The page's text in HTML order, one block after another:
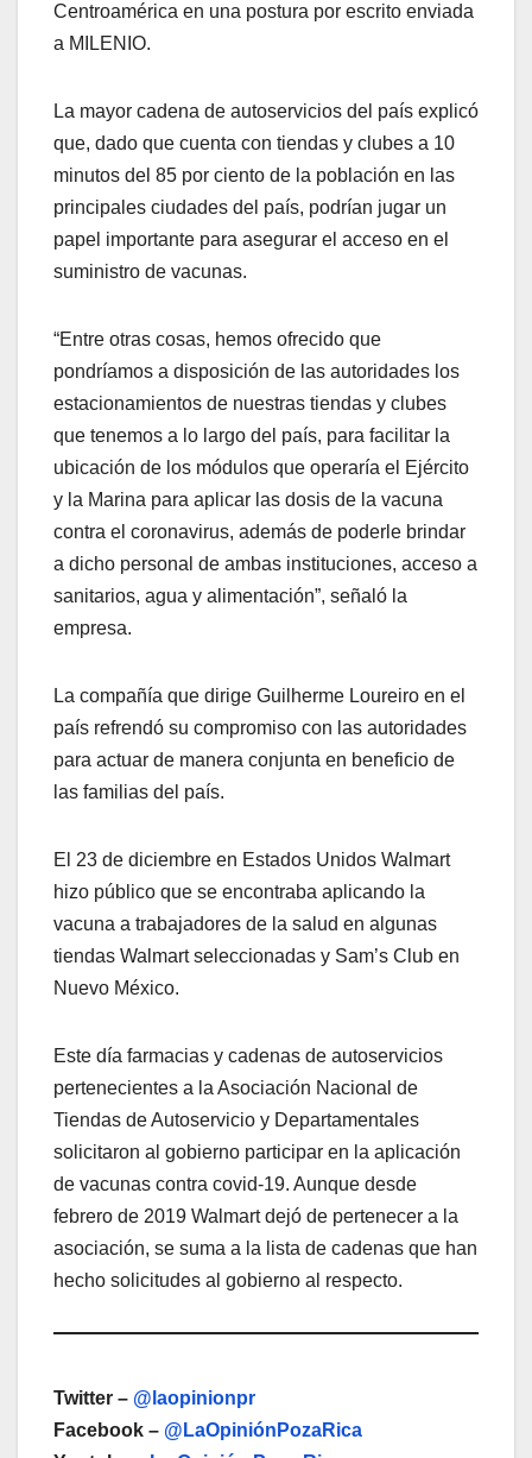
Centroamérica en una postura por escrito enviada
a MILENIO.
La mayor cadena de autoservicios del país explicó
que, dado que cuenta con tiendas y clubes a 10
minutos del 85 por ciento de la población en las
principales ciudades del país, podrían jugar un
papel importante para asegurar el acceso en el
suministro de vacunas.
“Entre otras cosas, hemos ofrecido que
pondríamos a disposición de las autoridades los
estacionamientos de nuestras tiendas y clubes
que tenemos a lo largo del país, para facilitar la
ubicación de los módulos que operaría el Ejército
y la Marina para aplicar las dosis de la vacuna
contra el coronavirus, además de poderle brindar
a dicho personal de ambas instituciones, acceso a
sanitarios, agua y alimentación”, señaló la
empresa.
La compañía que dirige Guilherme Loureiro en el
país refrendó su compromiso con las autoridades
para actuar de manera conjunta en beneficio de
las familias del país.
El 23 de diciembre en Estados Unidos Walmart
hizo público que se encontraba aplicando la
vacuna a trabajadores de la salud en algunas
tiendas Walmart seleccionadas y Sam’s Club en
Nuevo México.
Este día farmacias y cadenas de autoservicios
pertenecientes a la Asociación Nacional de
Tiendas de Autoservicio y Departamentales
solicitaron al gobierno participar en la aplicación
de vacunas contra covid-19. Aunque desde
febrero de 2019 Walmart dejó de pertenecer a la
asociación, se suma a la lista de cadenas que han
hecho solicitudes al gobierno al respecto.
Twitter – @laopinionpr
Facebook – @LaOpiniónPozaRica